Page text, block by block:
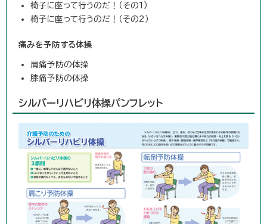
椅子に座って行うのだ！（その1）
椅子に座って行うのだ！（その2）
痛みを予防する体操
肩痛予防の体操
膝痛予防の体操
シルバーリハビリ体操パンフレット